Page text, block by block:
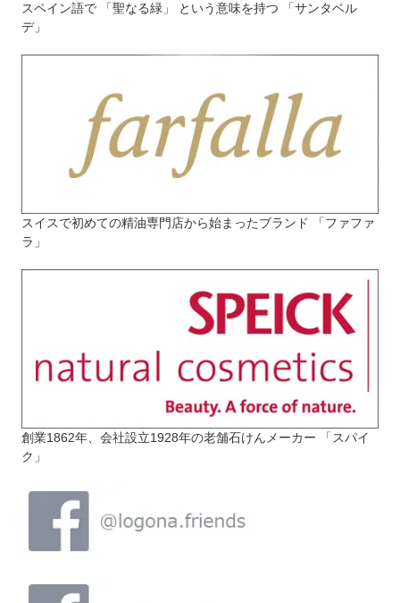
スペイン語で 「聖なる緑」 という意味を持つ 「サンタベル
デ」
スイスで初めての精油専門店から始まったブランド 「ファファ
ラ」
創業1862年、会社設立1928年の老舗石けんメーカー 「スパイ
ク」